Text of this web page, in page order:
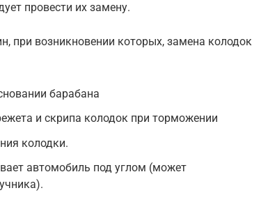
провести их замену.
при возникновении которых, замена колодок
барабана
и скрипа колодок при торможении
колодки.
автомобиль под углом (может